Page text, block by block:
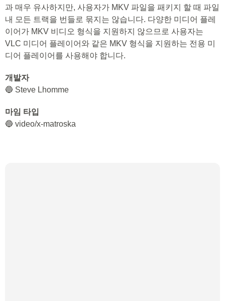
과 매우 유사하지만, 사용자가 MKV 파일을 패키지 할 때 파일
내 모든 트랙을 번들로 묶지는 않습니다. 다양한 미디어 플레
이어가 MKV 비디오 형식을 지원하지 않으므로 사용자는
VLC 미디어 플레이어와 같은 MKV 형식을 지원하는 전용 미
디어 플레이어를 사용해야 합니다.
개발자
🔵 Steve Lhomme
마임 타입
🔵 video/x-matroska